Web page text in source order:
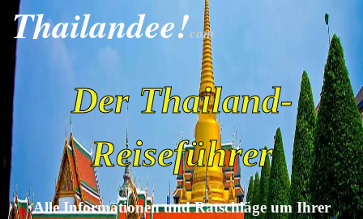
Thailandee!com
Der Thailand-
Reiseführer
Alle Informationen und Ratschläge um Ihrer